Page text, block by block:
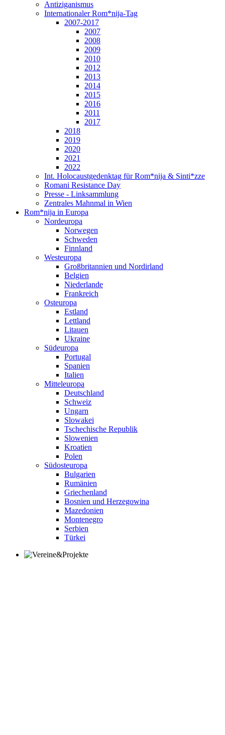
Antiziganismus
Internationaler Rom*nija-Tag
2007-2017
2007
2008
2009
2010
2012
2013
2014
2015
2016
2011
2017
2018
2019
2020
2021
2022
Int. Holocaustgedenktag für Rom*nija & Sinti*zze
Romani Resistance Day
Presse - Linksammlung
Zentrales Mahnmal in Wien
Rom*nija in Europa
Nordeuropa
Norwegen
Schweden
Finnland
Westeuropa
Großbritannien und Nordirland
Belgien
Niederlande
Frankreich
Osteuropa
Estland
Lettland
Litauen
Ukraine
Südeuropa
Portugal
Spanien
Italien
Mitteleuropa
Deutschland
Schweiz
Ungarn
Slowakei
Tschechische Republik
Slowenien
Kroatien
Polen
Südosteuropa
Bulgarien
Rumänien
Griechenland
Bosnien und Herzegowina
Mazedonien
Montenegro
Serbien
Türkei